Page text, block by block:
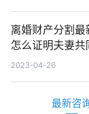
离婚财产分割最
怎么证明夫妻共
2023-04-26
最新咨